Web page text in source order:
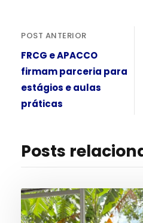
POST ANTERIOR
FRCG e APACCO
firmam parceria para
estágios e aulas
práticas
Posts